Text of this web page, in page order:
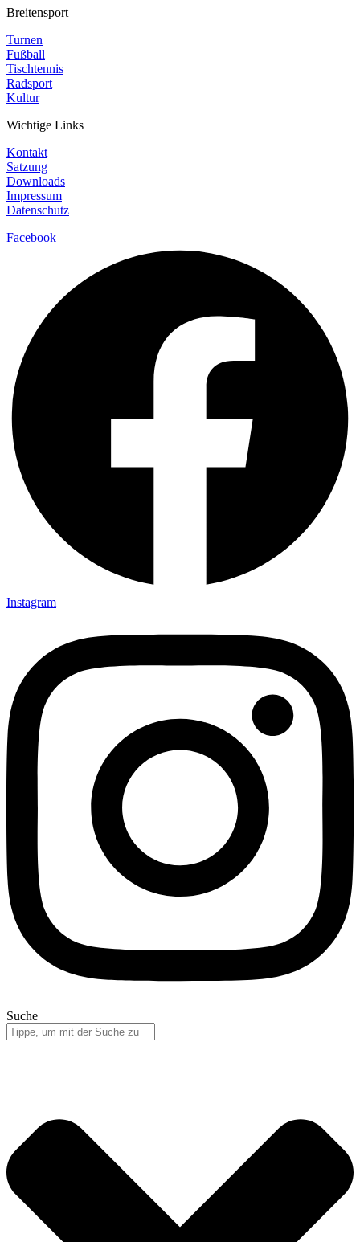
Breitensport
Turnen
Fußball
Tischtennis
Radsport
Kultur
Wichtige Links
Kontakt
Satzung
Downloads
Impressum
Datenschutz
Facebook
Instagram
Suche